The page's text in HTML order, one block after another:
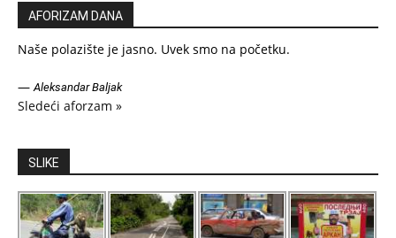
AFORIZAM DANA
Naše polazište je jasno. Uvek smo na početku.
—Aleksandar Baljak
Sledeći aforzam »
SLIKE